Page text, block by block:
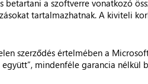
betartani a szoftverre vonatkozó
tartalmazhatnak. A kiviteli
szerződés értelmében a
mindenféle garancia nélkül